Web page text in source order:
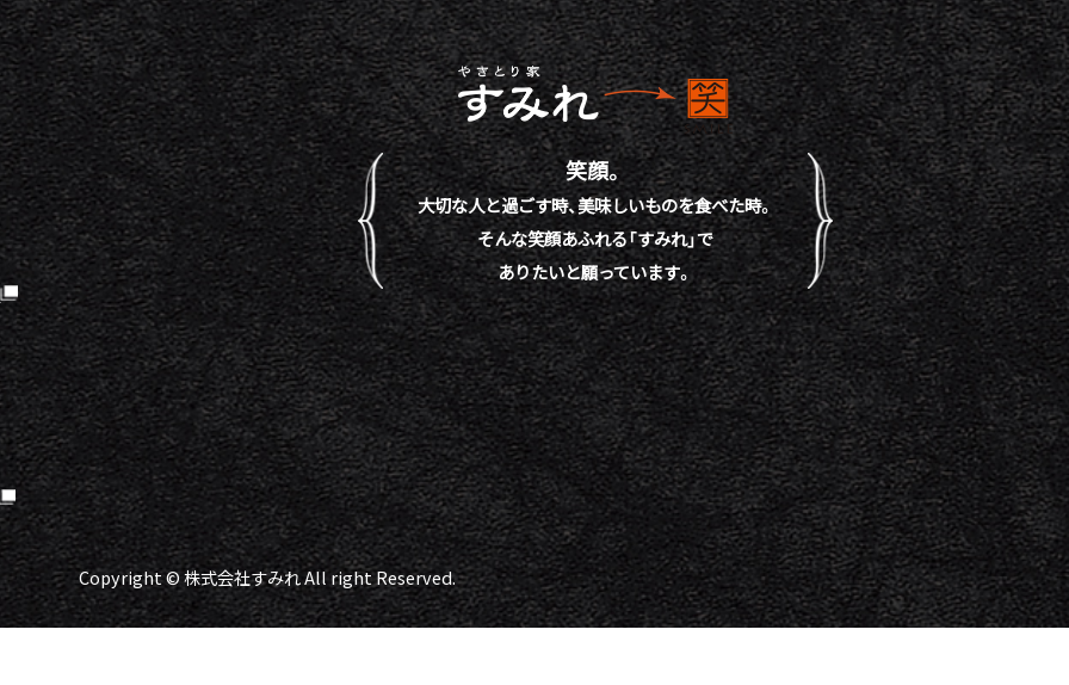
笑顔。
大切な人と過ごす時、美味しいものを食べた時。
そんな笑顔あふれる「すみれ」で
ありたいと願っています。
Copyright © 株式会社すみれ All right Reserved.